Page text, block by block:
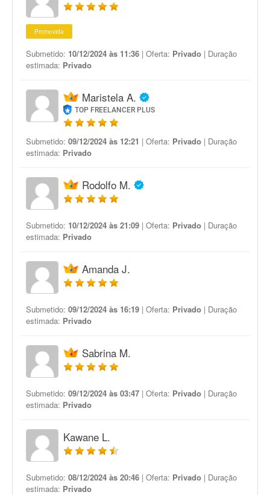
Promovida
Submetido: 10/12/2024 às 11:36 | Oferta: Privado | Duração
estimada: Privado
Maristela A.
TOP FREELANCER PLUS
Submetido: 09/12/2024 às 12:21 | Oferta: Privado | Duração
estimada: Privado
Rodolfo M.
Submetido: 10/12/2024 às 21:09 | Oferta: Privado | Duração
estimada: Privado
Amanda J.
Submetido: 09/12/2024 às 16:19 | Oferta: Privado | Duração
estimada: Privado
Sabrina M.
Submetido: 09/12/2024 às 03:47 | Oferta: Privado | Duração
estimada: Privado
Kawane L.
Submetido: 08/12/2024 às 20:46 | Oferta: Privado | Duração
estimada: Privado